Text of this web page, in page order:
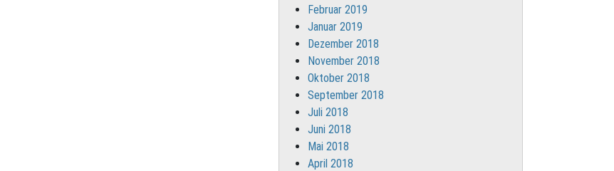
Februar 2019
Januar 2019
Dezember 2018
November 2018
Oktober 2018
September 2018
Juli 2018
Juni 2018
Mai 2018
April 2018